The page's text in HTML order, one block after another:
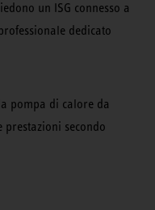
un ISG connesso a
dedicato
pompa di calore da
secondo